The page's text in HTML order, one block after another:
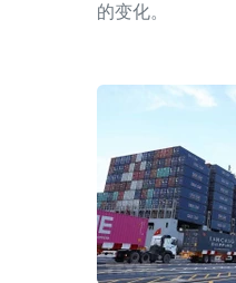
的变化。